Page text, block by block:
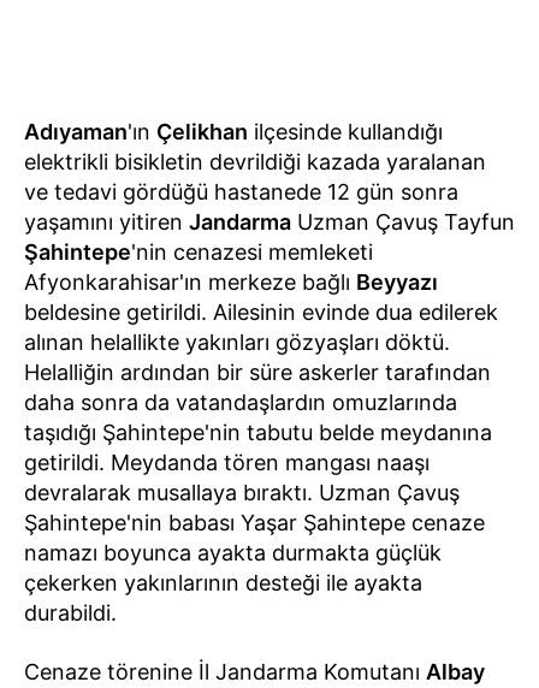
Adıyaman'ın Çelikhan ilçesinde kullandığı
elektrikli bisikletin devrildiği kazada yaralanan
ve tedavi gördüğü hastanede 12 gün sonra
yaşamını yitiren Jandarma Uzman Çavuş Tayfun
Şahintepe'nin cenazesi memleketi
Afyonkarahisar'ın merkeze bağlı Beyyazı
beldesine getirildi. Ailesinin evinde dua edilerek
alınan helallikte yakınları gözyaşları döktü.
Helalliğin ardından bir süre askerler tarafından
daha sonra da vatandaşlardın omuzlarında
taşıdığı Şahintepe'nin tabutu belde meydanına
getirildi. Meydanda tören mangası naaşı
devralarak musallaya bıraktı. Uzman Çavuş
Şahintepe'nin babası Yaşar Şahintepe cenaze
namazı boyunca ayakta durmakta güçlük
çekerken yakınlarının desteği ile ayakta
durabildi.
Cenaze törenine İl Jandarma Komutanı Albay